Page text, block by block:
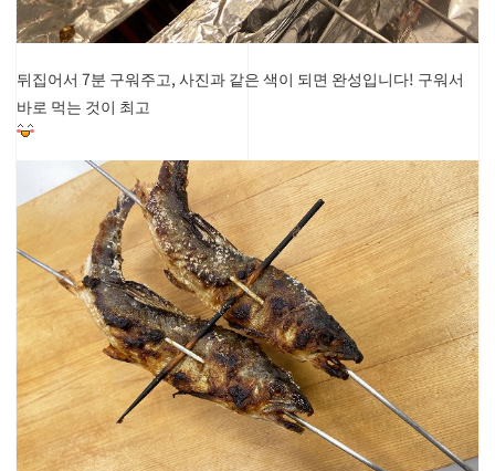
뒤집어서 7분 구워주고, 사진과 같은 색이 되면 완성입니다! 구워서
바로 먹는 것이 최고